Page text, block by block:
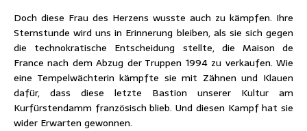
Doch diese Frau des Herzens wusste auch zu kämpfen. Ihre
Sternstunde wird uns in Erinnerung bleiben, als sie sich gegen
die technokratische Entscheidung stellte, die Maison de
France nach dem Abzug der Truppen 1994 zu verkaufen. Wie
eine Tempelwächterin kämpfte sie mit Zähnen und Klauen
dafür, dass diese letzte Bastion unserer Kultur am
Kurfürstendamm französisch blieb. Und diesen Kampf hat sie
wider Erwarten gewonnen.